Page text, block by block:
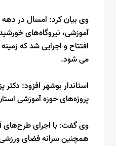
وی بیان کرد: امسال در
آموزشی، نیروگاه‌های
افتتاح و اجرایی شد که
می شود.
استاندار بوشهر افزود:
پروژه‌های حوزه آموزشی
همچنین سرانه فضای ورزشی مدارس نیز از ۷۸. ۰ متر